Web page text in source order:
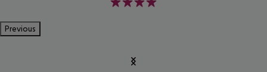
4
Previous